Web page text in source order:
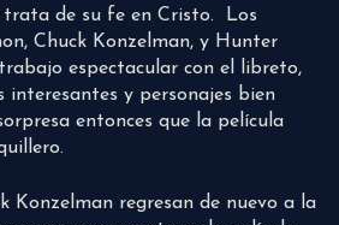
trata de su fe en Cristo. Los
Chuck Konzelman, y Hunter
espectacular con el libreto,
interesantes y personajes bien
entonces que la película
Konzelman regresan de nuevo a la